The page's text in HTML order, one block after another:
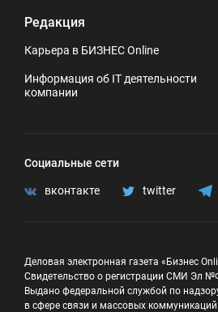
Редакция
Карьера в БИЗНЕС Online
Информация об IT деятельности
компании
Социальные сети
вконтакте twitter
Деловая электронная газета «Бизнес
Свидетельство о регистрации СМИ Эл
Выдано федеральной службой по
в сфере связи и массовых коммуникаций